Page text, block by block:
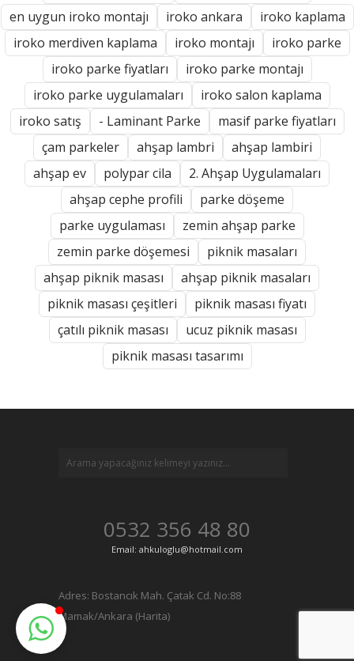
en uygun iroko montajı
iroko ankara
iroko kaplama
iroko merdiven kaplama
iroko montajı
iroko parke
iroko parke fiyatları
iroko parke montajı
iroko parke uygulamaları
iroko salon kaplama
iroko satış
- Laminant Parke
masif parke fiyatları
çam parkeler
ahşap lambri
ahşap lambiri
ahşap ev
polypar cila
2. Ahşap Uygulamaları
ahşap cephe profili
parke döşeme
parke uygulaması
zemin ahşap parke
zemin parke döşemesi
piknik masaları
ahşap piknik masası
ahşap piknik masaları
piknik masası çeşitleri
piknik masası fiyatı
çatılı piknik masası
ucuz piknik masası
piknik masası tasarımı
0532 356 48 80
Email: ahkuloglu@hotmail.com
Adres: Bostancık Mah. Çatak Cd. No:88
Mamak/Ankara (Harita)